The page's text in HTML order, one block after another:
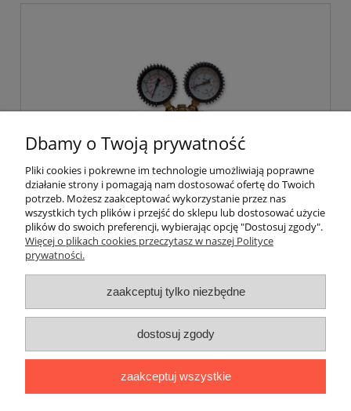
Reduktor CO2/Argon RB-CO2
100,00 zł
do koszyka
Dbamy o Twoją prywatność
Pliki cookies i pokrewne im technologie umożliwiają poprawne
działanie strony i pomagają nam dostosować ofertę do Twoich
potrzeb. Możesz zaakceptować wykorzystanie przez nas
wszystkich tych plików i przejść do sklepu lub dostosować użycie
plików do swoich preferencji, wybierając opcję "Dostosuj zgody".
Więcej o plikach cookies przeczytasz w naszej Polityce
prywatności.
zaakceptuj tylko niezbędne
dostosuj zgody
zaakceptuj wszystkie